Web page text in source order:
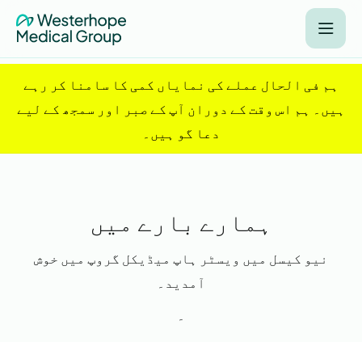
ہم فی الحال عملے کی نمایاں کمی کا سامنا کر رہے
ہیں۔ ہم اس وقت کے دوران آپ کے صبر اور سمجھ کے لیے
دعا گو ہیں۔
ہمارے بارے میں
نیو کیسل میں ویسٹر ہاپ میڈیکل گروپ میں خوش
آمدید۔